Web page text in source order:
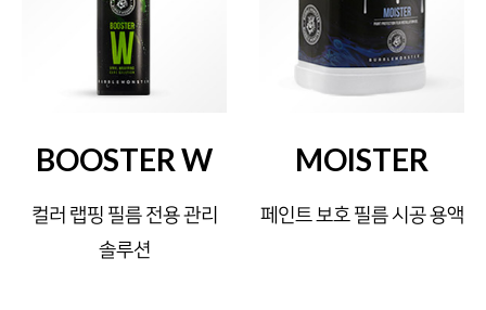
BOOSTER W
컬러 랩핑 필름 전용 관리
솔루션
MOISTER
페인트 보호 필름 시공 용액